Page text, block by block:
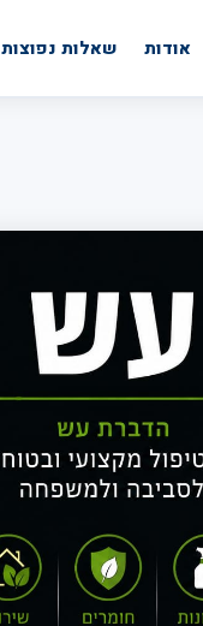
אודות שאלות נפוצות